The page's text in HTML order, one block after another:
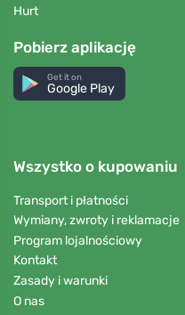
Hurt
Pobierz aplikację
Get it on
Google Play
Wszystko o kupowaniu
Transport i płatności
Wymiany, zwroty i reklamacje
Program lojalnościowy
Kontakt
Zasady i warunki
O nas